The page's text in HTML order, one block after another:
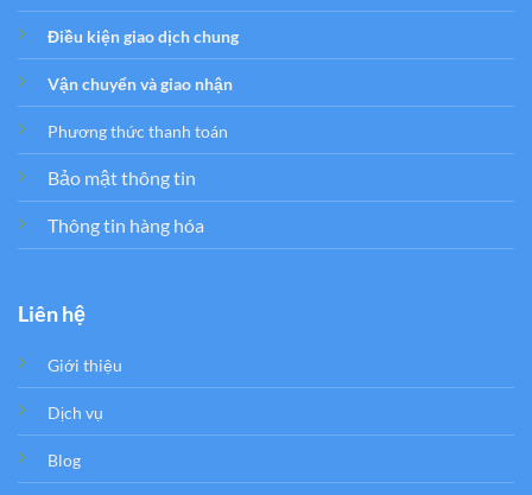
Điều kiện giao dịch chung
Vận chuyển và giao nhận
Phương thức thanh toán
Bảo mật thông tin
Thông tin hàng hóa
Liên hệ
Giới thiệu
Dịch vụ
Blog